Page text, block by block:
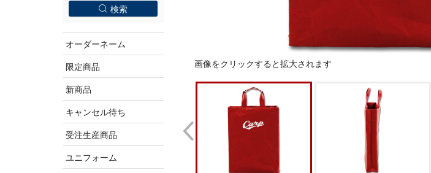
検索
オーダーネーム
限定商品
新商品
キャンセル待ち
受注生産商品
ユニフォーム
画像をクリックすると拡大されます